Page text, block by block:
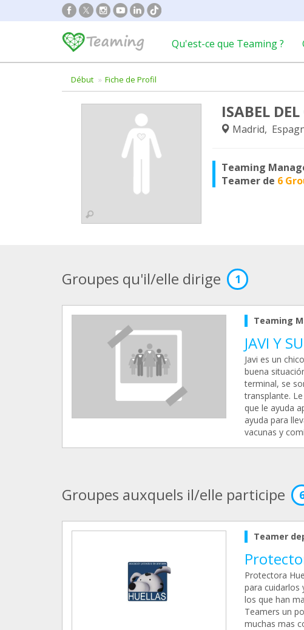
Qu'est-ce que Teaming ?
Début Fiche de Profil
ISABEL
Madrid,
Teaming
Teamer de 6
Groupes qu'il/elle dirige 1
Teaming
JAVI Y
Javi es un
buena
terminal, se
transplante.
que le ayuda
ayuda para
vacunas y
Groupes auxquels il/elle participe
Teamer
Protectora
para cuidarlos
los que han
Teamers un
muchas mas